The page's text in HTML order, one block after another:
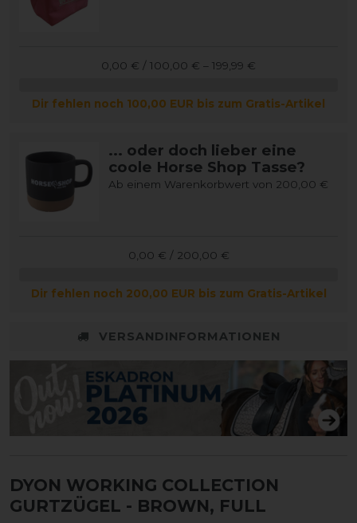
0,00 € / 100,00 € – 199,99 €
Dir fehlen noch 100,00 EUR bis zum Gratis-Artikel
... oder doch lieber eine
coole Horse Shop Tasse?
Ab einem Warenkorbwert von 200,00 €
0,00 € / 200,00 €
Dir fehlen noch 200,00 EUR bis zum Gratis-Artikel
VERSANDINFORMATIONEN
DYON WORKING COLLECTION
GURTZÜGEL - BROWN, FULL